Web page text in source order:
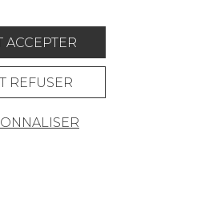
Lexique
ACCEPTER
REFUSER